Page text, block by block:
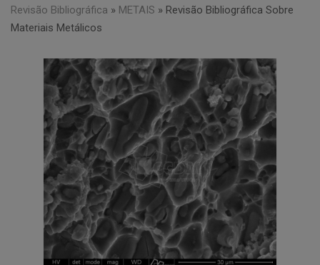
Revisão Bibliográfica » METAIS » Revisão Bibliográfica Sobre
Materiais Metálicos